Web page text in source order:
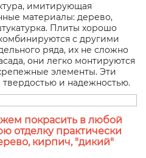
имитирующая
материалы: дерево,
Плиты хорошо
с другими
ряда, их не сложно
они легко монтируются
элементы. Эти
и надежностью.
покрасить в любой
отделку практически
кирпич, "дикий"